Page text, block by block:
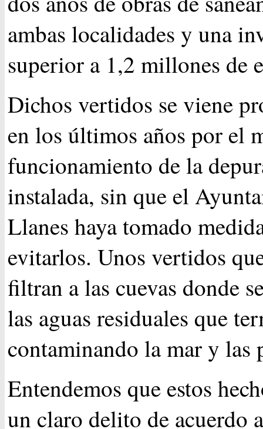
ambas localidades y una
superior a 1,2 millones de
Dichos vertidos se viene
en los últimos años por el
funcionamiento de la
instalada, sin que el
Llanes haya tomado
evitarlos. Unos vertidos
filtran a las cuevas donde
las aguas residuales que
contaminando la mar y las
Entendemos que estos
un claro delito de acuerdo